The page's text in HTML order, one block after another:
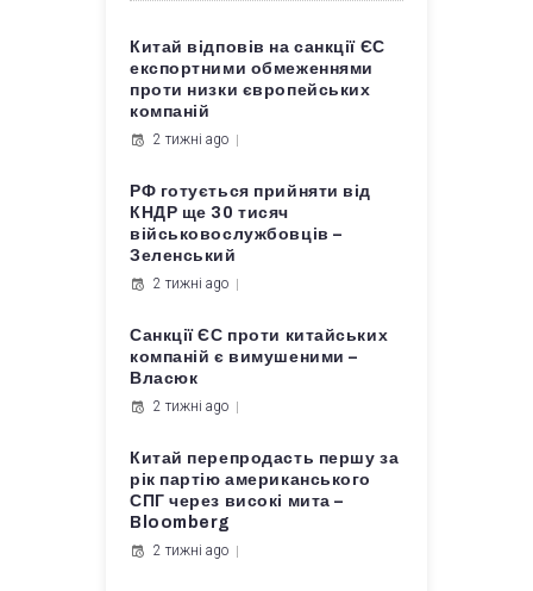
Китай відповів на санкції ЄС
експортними обмеженнями
проти низки європейських
компаній
2 тижні ago
РФ готується прийняти від
КНДР ще 30 тисяч
військовослужбовців –
Зеленський
2 тижні ago
Санкції ЄС проти китайських
компаній є вимушеними –
Власюк
2 тижні ago
Китай перепродасть першу за
рік партію американського
СПГ через високі мита –
Bloomberg
2 тижні ago